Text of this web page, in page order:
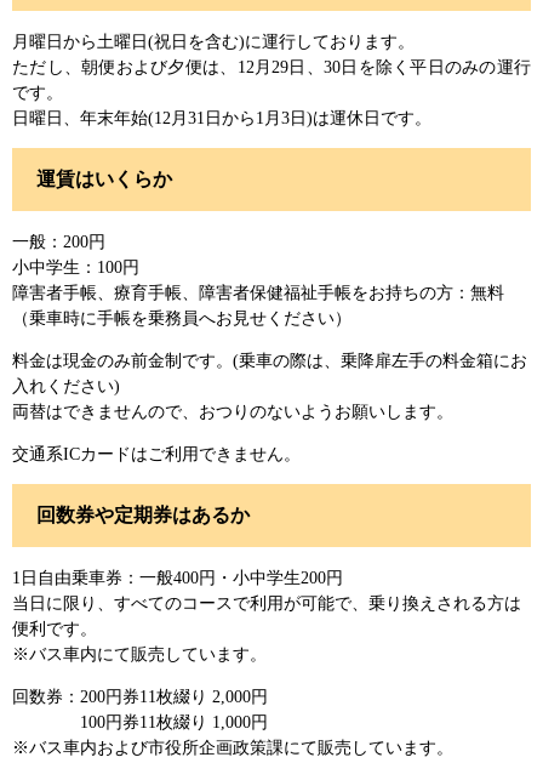
月曜日から土曜日(祝日を含む)に運行しております。
ただし、朝便および夕便は、12月29日、30日を除く平日のみの運行
です。
日曜日、年末年始(12月31日から1月3日)は運休日です。
運賃はいくらか
一般：200円
小中学生：100円
障害者手帳、療育手帳、障害者保健福祉手帳をお持ちの方：無料
（乗車時に手帳を乗務員へお見せください）
料金は現金のみ前金制です。(乗車の際は、乗降扉左手の料金箱にお
入れください)
両替はできませんので、おつりのないようお願いします。
交通系ICカードはご利用できません。
回数券や定期券はあるか
1日自由乗車券：一般400円・小中学生200円
当日に限り、すべてのコースで利用が可能で、乗り換えされる方は
便利です。
※バス車内にて販売しています。
回数券：200円券11枚綴り 2,000円
100円券11枚綴り 1,000円
※バス車内および市役所企画政策課にて販売しています。